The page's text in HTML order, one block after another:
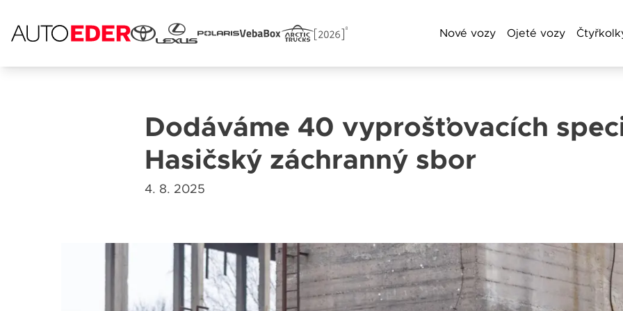
Nové vozy Ojeté vozy
Dodáváme 40 vyprošťovacích
Hasičský záchranný sbor
4. 8. 2025
Jméno a příjmení
Popis